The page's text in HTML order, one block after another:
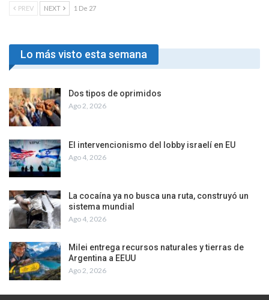
PREV NEXT 1 De 27
Lo más visto esta semana
Dos tipos de oprimidos
Ago 2, 2026
El intervencionismo del lobby israelí en EU
Ago 4, 2026
La cocaína ya no busca una ruta, construyó un
sistema mundial
Ago 4, 2026
Milei entrega recursos naturales y tierras de
Argentina a EEUU
Ago 2, 2026